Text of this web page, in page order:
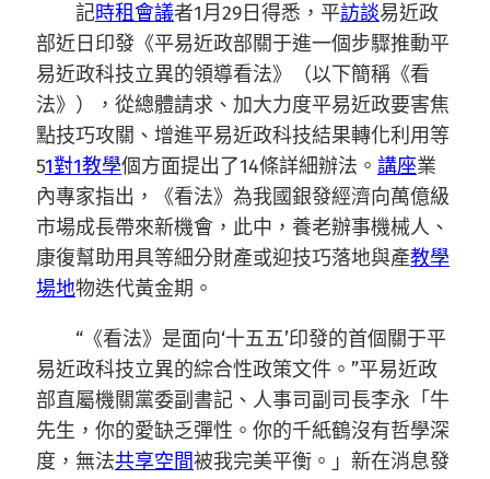
記時租會議者1月29日得悉，平訪談易近政
部近日印發《平易近政部關于進一個步驟推動平
易近政科技立異的領導看法》（以下簡稱《看
法》），從總體請求、加大力度平易近政要害焦
點技巧攻關、增進平易近政科技結果轉化利用等
51對1教學個方面提出了14條詳細辦法。 講座業
內專家指出，《看法》為我國銀發經濟向萬億級
市場成長帶來新機會，此中，養老辦事機械人、
康復幫助用具等細分財產或迎技巧落地與產教學
場地物迭代黃金期。
“《看法》是面向‘十五五’印發的首個關于平
易近政科技立異的綜合性政策文件。”平易近政
部直屬機關黨委副書記、人事司副司長李永「牛
先生，你的愛缺乏彈性。你的千紙鶴沒有哲學深
度，無法共享空間被我完美平衡。」新在消息發